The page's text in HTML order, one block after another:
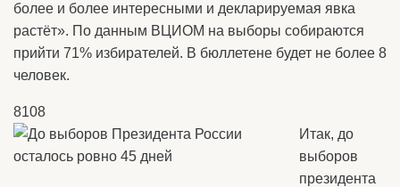
более и более интересными и декларируемая явка
растёт». По данным ВЦИОМ на выборы собираются
прийти 71% избирателей. В бюллетене будет не более 8
человек.
8108
Итак, до
выборов
президента